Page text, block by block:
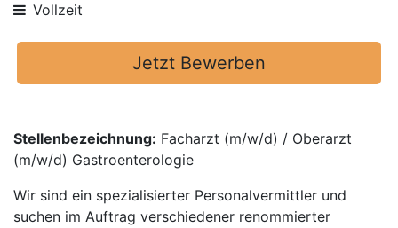
Vollzeit
Jetzt Bewerben
Stellenbezeichnung: Facharzt (m/w/d) / Oberarzt
(m/w/d) Gastroenterologie
Wir sind ein spezialisierter Personalvermittler und
suchen im Auftrag verschiedener renommierter